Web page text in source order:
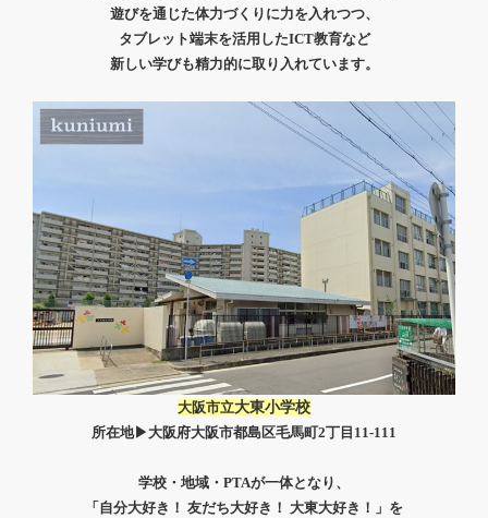
遊びを通じた体力づくりに力を入れつつ、
タブレット端末を活用したICT教育など
新しい学びも精力的に取り入れています。
大阪市立大東小学校
所在地▶大阪府大阪市都島区毛馬町2丁目11-111
学校・地域・PTAが一体となり、
「自分大好き！ 友だち大好き！ 大東大好き！」を